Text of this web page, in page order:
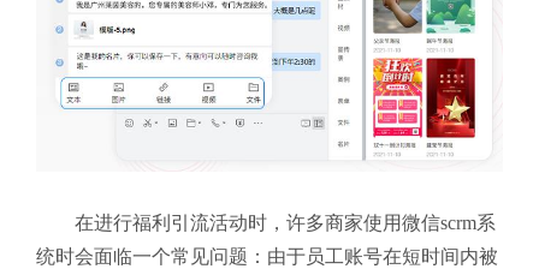
在进行福利引流活动时，许多商家使用微信scrm系
统时会面临一个常见问题：由于员工账号在短时间内被